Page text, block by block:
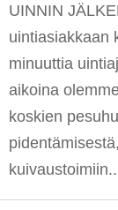
UINNIN
uintiasiakkaan
minuuttia
aikoina
koskien